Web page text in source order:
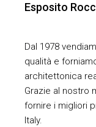
Esposito
Dal 1978
qualità e
architettonica
Grazie al nostro
fornire i migliori
Italy.